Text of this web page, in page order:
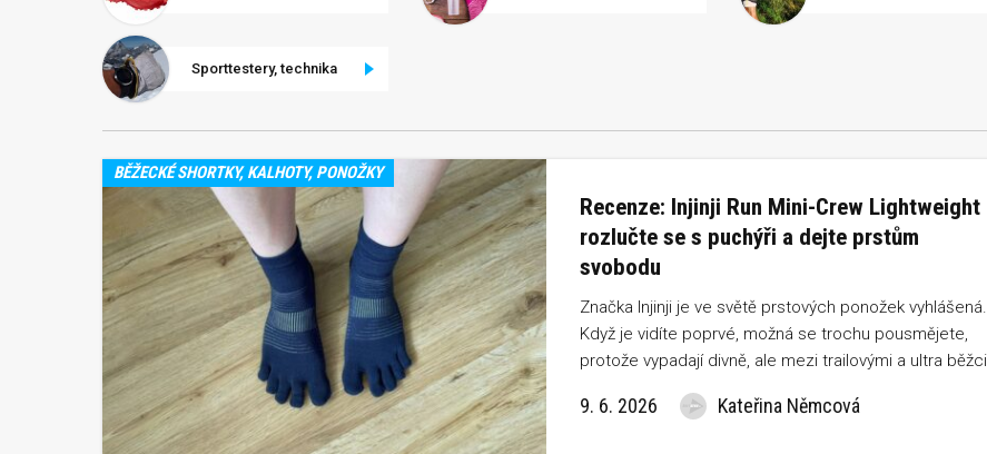
Sporttestery, technika
BĚŽECKÉ SHORTKY, KALHOTY, PONOŽKY
Recenze: Injinji Run Mini-Crew Lightweight
rozlučte se s puchýři a dejte prstům
svobodu
Značka Injinji je ve světě prstových ponožek vyhlášená.
Když je vidíte poprvé, možná se trochu pousmějete,
protože vypadají divně, ale mezi trailovými a ultra běžci
9. 6. 2026 Kateřina Němcová